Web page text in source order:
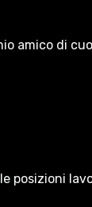
amico di
posizioni